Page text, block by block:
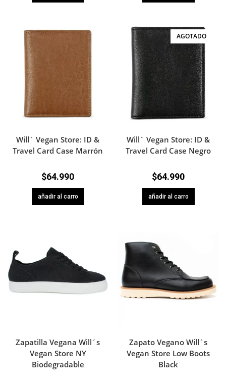
Will´ Vegan Store: ID &
Travel Card Case Marrón
$64.990
añadir al carro
AGOTADO
Will´ Vegan Store: ID &
Travel Card Case Negro
$64.990
añadir al carro
Zapatilla Vegana Will´s
Vegan Store NY
Biodegradable
Zapato Vegano Will´s
Vegan Store Low Boots
Black